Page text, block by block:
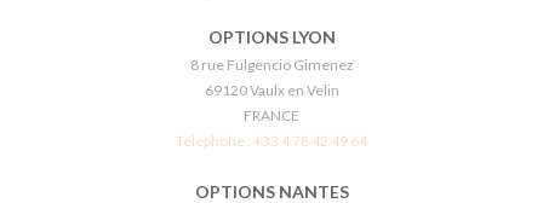
OPTIONS LYON
8 rue Fulgencio Gimenez
69120 Vaulx en Velin
FRANCE
Téléphone : +33 4 78 42 49 64
OPTIONS NANTES